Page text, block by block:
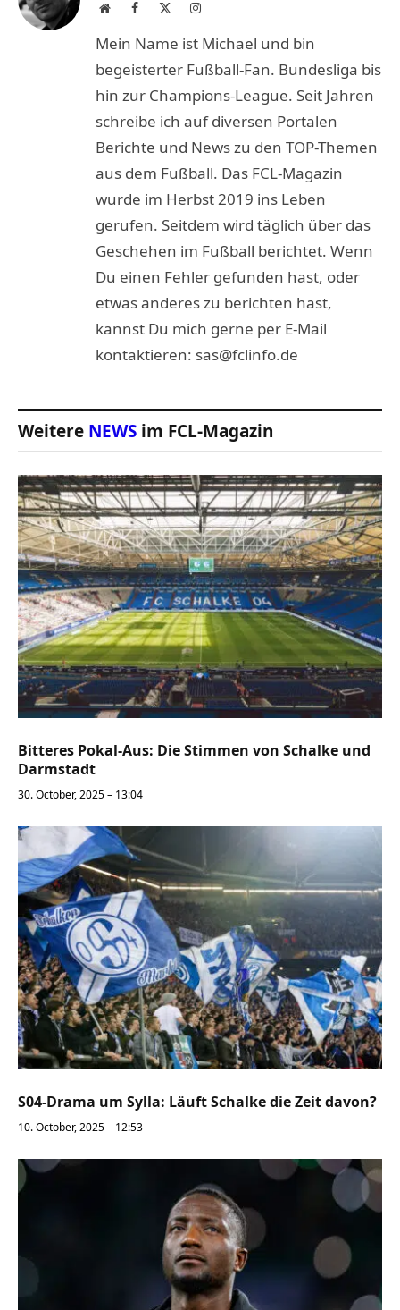
WebsiteFacebook Instagram
Mein Name ist Michael und bin
begeisterter Fußball-Fan. Bundesliga bis
hin zur Champions-League. Seit Jahren
schreibe ich auf diversen Portalen
Berichte und News zu den TOP-Themen
aus dem Fußball. Das FCL-Magazin
wurde im Herbst 2019 ins Leben
gerufen. Seitdem wird täglich über das
Geschehen im Fußball berichtet. Wenn
Du einen Fehler gefunden hast, oder
etwas anderes zu berichten hast,
kannst Du mich gerne per E-Mail
kontaktieren: sas@fclinfo.de
Weitere NEWS im FCL-Magazin
Bitteres Pokal-Aus: Die Stimmen von Schalke und
Darmstadt
30. October, 2025 – 13:04
S04-Drama um Sylla: Läuft Schalke die Zeit davon?
10. October, 2025 – 12:53